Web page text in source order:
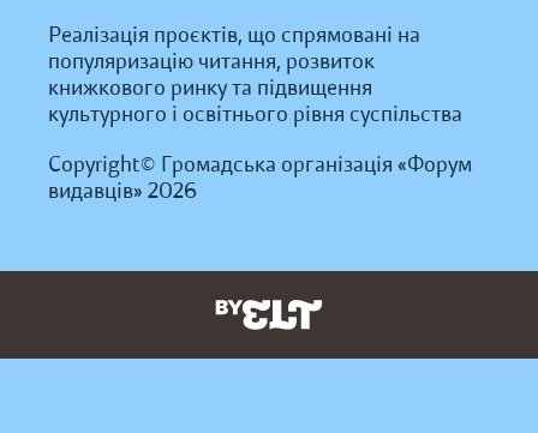
Реалізація проєктів, що спрямовані на
популяризацію читання, розвиток
книжкового ринку та підвищення
культурного і освітнього рівня суспільства
Copyright© Громадська організація «Форум
видавців» 2026